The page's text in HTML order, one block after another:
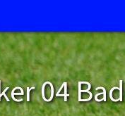
04 Bad